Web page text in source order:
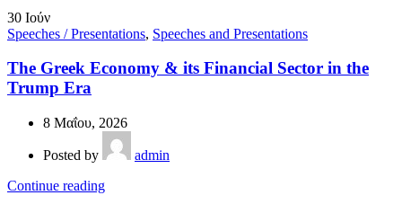
30 Ιούν
Speeches / Presentations, Speeches and Presentations
The Greek Economy & its Financial Sector in the
Trump Era
8 Μαΐου, 2026
Posted by
admin
Continue reading